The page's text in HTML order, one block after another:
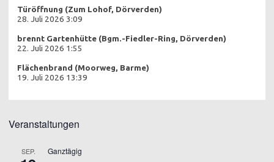
Türöffnung (Zum Lohof, Dörverden)
28. Juli 2026 3:09
brennt Gartenhütte (Bgm.-Fiedler-Ring, Dörverden)
22. Juli 2026 1:55
Flächenbrand (Moorweg, Barme)
19. Juli 2026 13:39
Veranstaltungen
SEP. Ganztägig